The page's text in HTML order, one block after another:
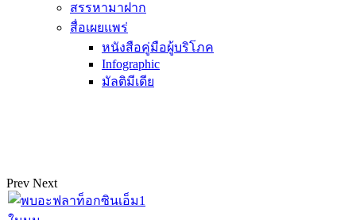
สรรหามาฝาก
สื่อเผยแพร่
หนังสือคู่มือผู้บริโภค
Infographic
มัลติมีเดีย
Prev Next